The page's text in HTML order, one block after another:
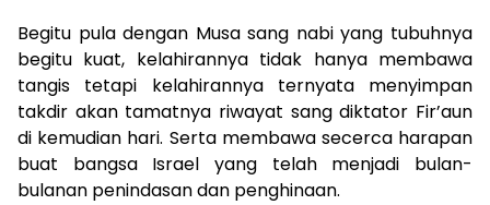
Begitu pula dengan Musa sang nabi yang tubuhnya
begitu kuat, kelahirannya tidak hanya membawa
tangis tetapi kelahirannya ternyata menyimpan
takdir akan tamatnya riwayat sang diktator Fir’aun
di kemudian hari. Serta membawa secerca harapan
buat bangsa Israel yang telah menjadi bulan-
bulanan penindasan dan penghinaan.